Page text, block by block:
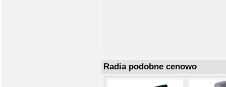
Radia podobne cenowo